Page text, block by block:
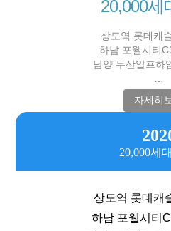
20,000세
상도역 롯데캐
하남 포웰시티
남양 두산알프하
…
자세히
20,000세
상도역 롯데캐
하남 포웰시티